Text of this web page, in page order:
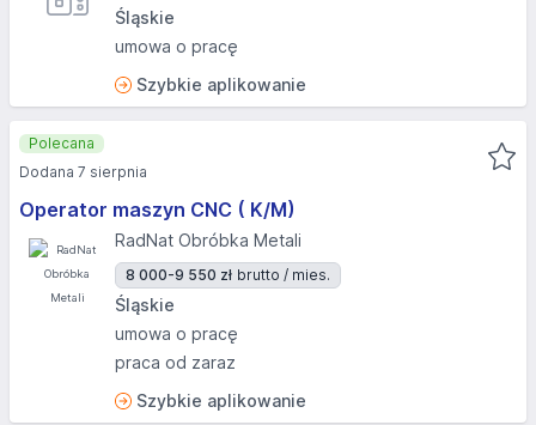
Śląskie
umowa o pracę
Szybkie aplikowanie
Operator maszyn CNC ( K/M)
RadNat Obróbka Metali
8 000-9 550 zł brutto / mies.
Śląskie
umowa o pracę
praca od zaraz
Szybkie aplikowanie
Polecana
Dodana 7 sierpnia